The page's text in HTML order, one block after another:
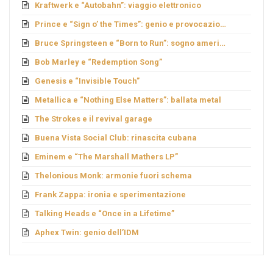
Kraftwerk e “Autobahn”: viaggio elettronico
Prince e “Sign o’ the Times”: genio e provocazione
Bruce Springsteen e “Born to Run”: sogno americano
Bob Marley e “Redemption Song”
Genesis e “Invisible Touch”
Metallica e “Nothing Else Matters”: ballata metal
The Strokes e il revival garage
Buena Vista Social Club: rinascita cubana
Eminem e “The Marshall Mathers LP”
Thelonious Monk: armonie fuori schema
Frank Zappa: ironia e sperimentazione
Talking Heads e “Once in a Lifetime”
Aphex Twin: genio dell’IDM